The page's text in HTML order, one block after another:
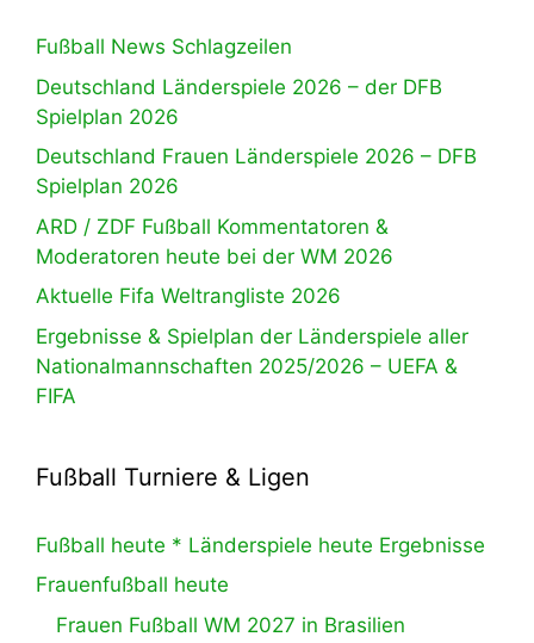
Fußball News Schlagzeilen
Deutschland Länderspiele 2026 – der DFB
Spielplan 2026
Deutschland Frauen Länderspiele 2026 – DFB
Spielplan 2026
ARD / ZDF Fußball Kommentatoren &
Moderatoren heute bei der WM 2026
Aktuelle Fifa Weltrangliste 2026
Ergebnisse & Spielplan der Länderspiele aller
Nationalmannschaften 2025/2026 – UEFA &
FIFA
Fußball Turniere & Ligen
Fußball heute * Länderspiele heute Ergebnisse
Frauenfußball heute
Frauen Fußball WM 2027 in Brasilien